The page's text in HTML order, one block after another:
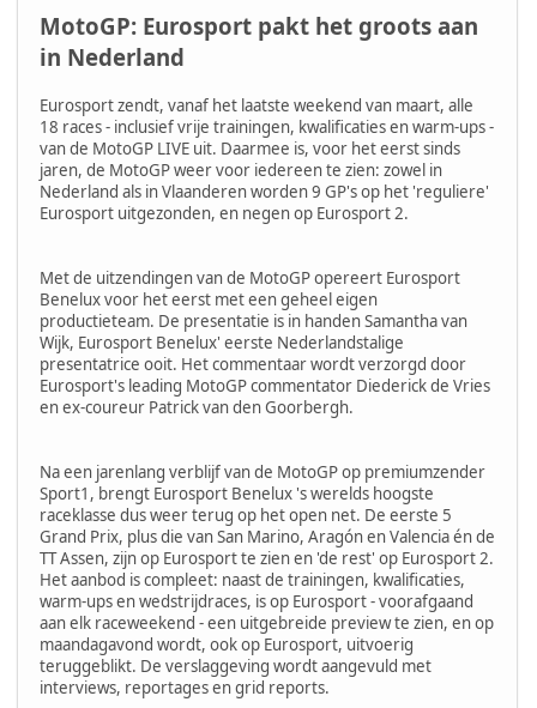
MotoGP: Eurosport pakt het groots aan
in Nederland
Eurosport zendt, vanaf het laatste weekend van maart, alle
18 races - inclusief vrije trainingen, kwalificaties en warm-ups -
van de MotoGP LIVE uit. Daarmee is, voor het eerst sinds
jaren, de MotoGP weer voor iedereen te zien: zowel in
Nederland als in Vlaanderen worden 9 GP's op het 'reguliere'
Eurosport uitgezonden, en negen op Eurosport 2.
Met de uitzendingen van de MotoGP opereert Eurosport
Benelux voor het eerst met een geheel eigen
productieteam. De presentatie is in handen Samantha van
Wijk, Eurosport Benelux' eerste Nederlandstalige
presentatrice ooit. Het commentaar wordt verzorgd door
Eurosport's leading MotoGP commentator Diederick de Vries
en ex-coureur Patrick van den Goorbergh.
Na een jarenlang verblijf van de MotoGP op premiumzender
Sport1, brengt Eurosport Benelux 's werelds hoogste
raceklasse dus weer terug op het open net. De eerste 5
Grand Prix, plus die van San Marino, Aragón en Valencia én de
TT Assen, zijn op Eurosport te zien en 'de rest' op Eurosport 2.
Het aanbod is compleet: naast de trainingen, kwalificaties,
warm-ups en wedstrijdraces, is op Eurosport - voorafgaand
aan elk raceweekend - een uitgebreide preview te zien, en op
maandagavond wordt, ook op Eurosport, uitvoerig
teruggeblikt. De verslaggeving wordt aangevuld met
interviews, reportages en grid reports.